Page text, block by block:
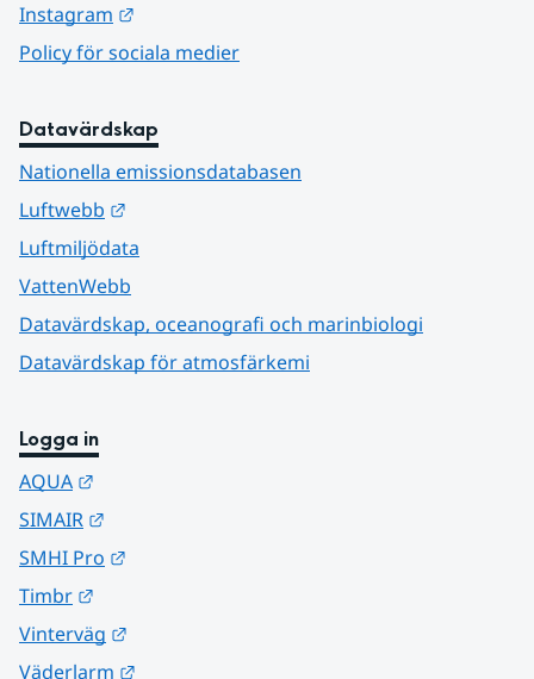
Instagram
Policy för sociala medier
Datavärdskap
Nationella emissionsdatabasen
Luftwebb
Luftmiljödata
VattenWebb
Datavärdskap, oceanografi och marinbiologi
Datavärdskap för atmosfärkemi
Logga in
AQUA
SIMAIR
SMHI Pro
Timbr
Vinterväg
Väderlarm